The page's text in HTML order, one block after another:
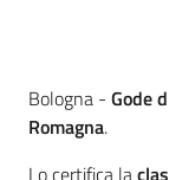
Contenuto
Bologna - Gode
Romagna.
Lo certifica la